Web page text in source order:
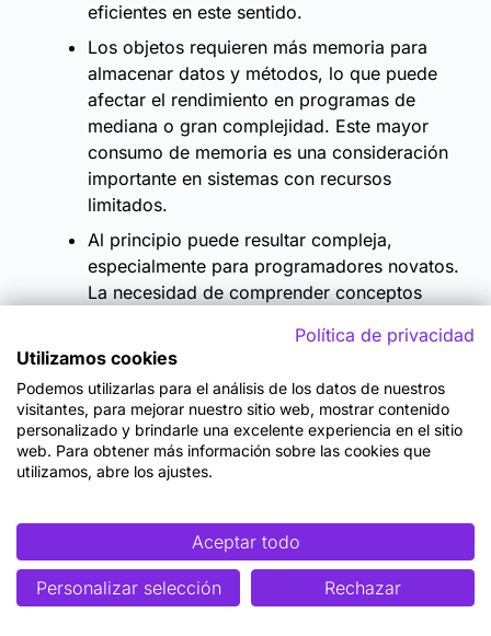
eficientes en este sentido.
Los objetos requieren más memoria para
almacenar datos y métodos, lo que puede
afectar el rendimiento en programas de
mediana o gran complejidad. Este mayor
consumo de memoria es una consideración
importante en sistemas con recursos
limitados.
Al principio puede resultar compleja,
especialmente para programadores novatos.
La necesidad de comprender conceptos
puede aumentar el tiempo de aprendizaje y
desarrollo. Sin embargo, con recursos
adecuados de aprendizaje, esta barrera se
puede superar.
Conclusiones
En conclusión, en este artículo hemos explorado los
conceptos fundamentales de la Programación
Orientada a Objetos (POO) en Java, un paradigma de
programación esencial en el desarrollo de software
Política de privacidad
Utilizamos cookies
Podemos utilizarlas para el análisis de los datos de nuestros
visitantes, para mejorar nuestro sitio web, mostrar contenido
personalizado y brindarle una excelente experiencia en el sitio
web. Para obtener más información sobre las cookies que
utilizamos, abre los ajustes.
Aceptar todo
Personalizar selección Rechazar